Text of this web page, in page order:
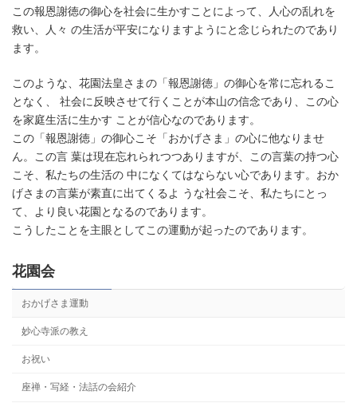
この報恩謝徳の御心を社会に生かすことによって、人心の乱れを
救い、人々 の生活が平安になりますようにと念じられたのであり
ます。
このような、花園法皇さまの「報恩謝徳」の御心を常に忘れるこ
となく、 社会に反映させて行くことが本山の信念であり、この心
を家庭生活に生かす ことが信心なのであります。
この「報恩謝徳」の御心こそ「おかげさま」の心に他なりませ
ん。この言 葉は現在忘れられつつありますが、この言葉の持つ心
こそ、私たちの生活の 中になくてはならない心であります。おか
げさまの言葉が素直に出てくるよ うな社会こそ、私たちにとっ
て、より良い花園となるのであります。
こうしたことを主眼としてこの運動が起ったのであります。
花園会
おかげさま運動
妙心寺派の教え
お祝い
座禅・写経・法話の会紹介